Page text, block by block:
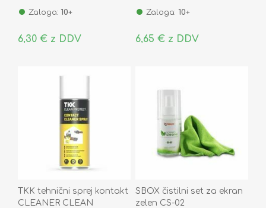
Zaloga: 10+
6,30 € z DDV
Zaloga: 10+
6,65 € z DDV
TKK tehnični sprej kontakt
CLEANER CLEAN
SBOX čistilni set za ekran
zelen CS-02